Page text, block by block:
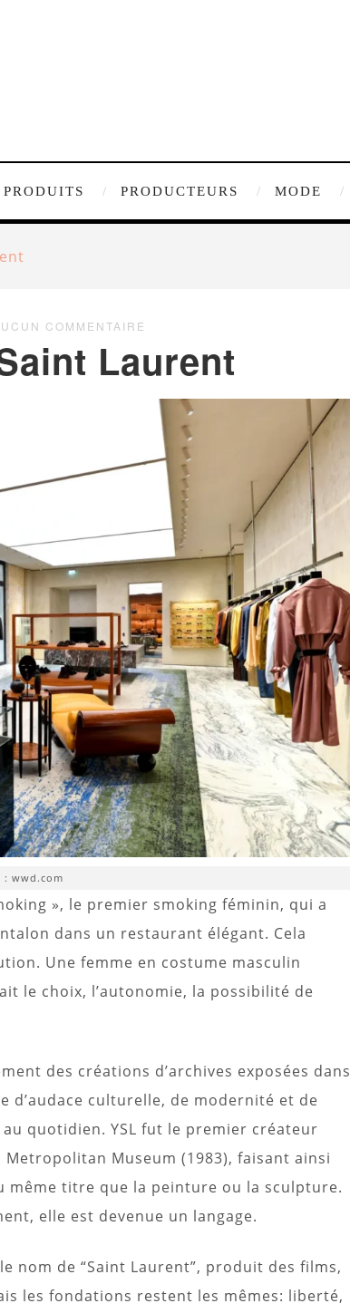
PRODUITS PRODUCTEURS MODE
COMMENTAIRE
Laurent
: wwd.com
», le premier smoking féminin, qui a
dans un restaurant élégant. Cela
Une femme en costume masculin
le choix, l’autonomie, la possibilité de
des créations d’archives exposées dans
d’audace culturelle, de modernité et de
quotidien. YSL fut le premier créateur
Museum (1983), faisant ainsi
même titre que la peinture ou la sculpture.
elle est devenue un langage.
nom de “Saint Laurent”, produit des films,
les fondations restent les mêmes: liberté,